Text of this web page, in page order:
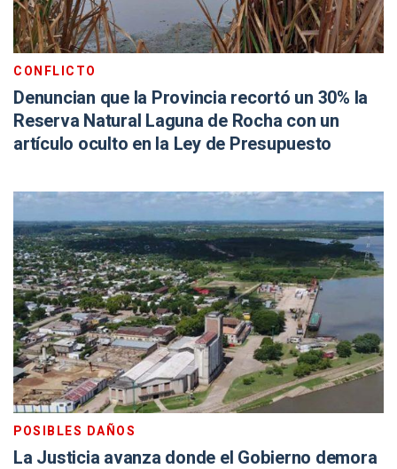
CONFLICTO
Denuncian que la Provincia recortó un 30% la
Reserva Natural Laguna de Rocha con un
artículo oculto en la Ley de Presupuesto
POSIBLES DAÑOS
La Justicia avanza donde el Gobierno demora